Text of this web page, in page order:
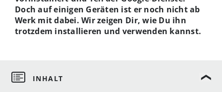
Doch auf einigen Geräten ist er noch nicht ab
Werk mit dabei. Wir zeigen Dir, wie Du ihn
trotzdem installieren und verwenden kannst.